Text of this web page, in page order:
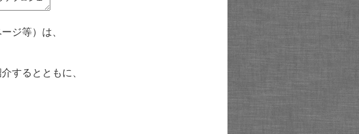
ジ等）は、
するとともに、